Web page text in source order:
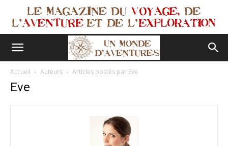
Accueil Auteurs Articles postés par Eve
Eve